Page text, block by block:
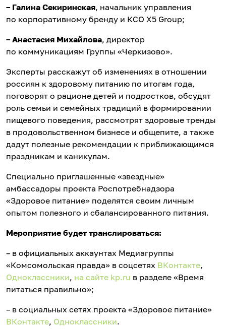
– Галина Секиринская, начальник управления
по корпоративному бренду и КСО X5 Group;
– Анастасия Михайлова, директор
по коммуникациям Группы «Черкизово».
Эксперты расскажут об изменениях в отношении
россиян к здоровому питанию по итогам года,
поговорят о рационе детей и подростков, обсудят
роль семьи и семейных традиций в формировании
пищевого поведения, рассмотрят здоровые тренды
в продовольственном бизнесе и общепите, а также
дадут полезные рекомендации к приближающимся
праздникам и каникулам.
Специально приглашенные «звездные»
амбассадоры проекта Роспотребнадзора
«Здоровое питание» поделятся своим личным
опытом полезного и сбалансированного питания.
Мероприятие будет транслироваться:
– в официальных аккаунтах Медиагруппы
«Комсомольская правда» в соцсетях ВКонтакте,
Одноклассники, на сайте kp.ru в разделе «Время
питаться правильно»;
– в социальных сетях проекта «Здоровое питание»
ВКонтакте, Одноклассники.